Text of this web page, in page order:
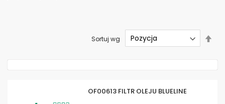
Sortuj wg
OF00613 FILTR OLEJU BLUELINE